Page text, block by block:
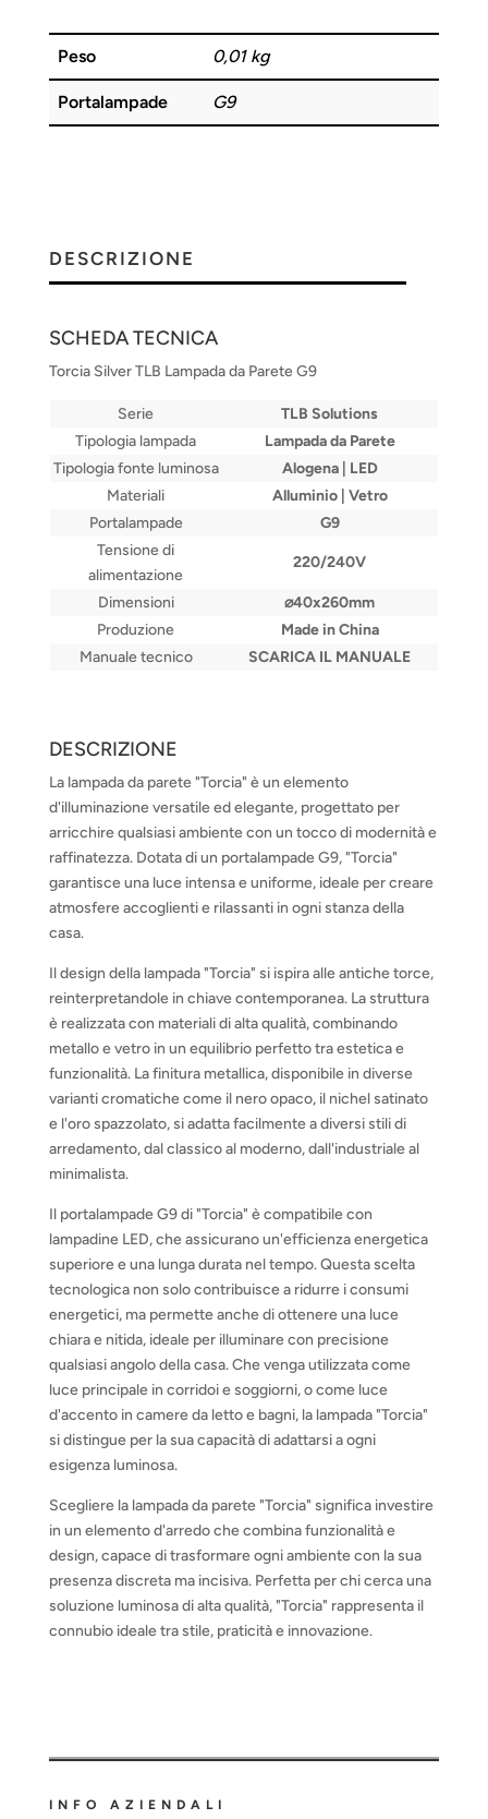
Peso
0,01 kg
Portalampade G9
DESCRIZIONE
SCHEDA TECNICA
Torcia Silver TLB Lampada da Parete G9
Serie
TLB Solutions
Tipologia lampada
Lampada da Parete
Tipologia fonte luminosa
Alogena | LED
Materiali
Alluminio | Vetro
Portalampade
G9
Tensione di
alimentazione
220/240V
Dimensioni
⌀40x260mm
Produzione
Made in China
Manuale tecnico
SCARICA IL MANUALE
DESCRIZIONE
La lampada da parete "Torcia" è un elemento
d'illuminazione versatile ed elegante, progettato per
arricchire qualsiasi ambiente con un tocco di modernità e
raffinatezza. Dotata di un portalampade G9, "Torcia"
garantisce una luce intensa e uniforme, ideale per creare
atmosfere accoglienti e rilassanti in ogni stanza della
casa.
Il design della lampada "Torcia" si ispira alle antiche torce,
reinterpretandole in chiave contemporanea. La struttura
è realizzata con materiali di alta qualità, combinando
metallo e vetro in un equilibrio perfetto tra estetica e
funzionalità. La finitura metallica, disponibile in diverse
varianti cromatiche come il nero opaco, il nichel satinato
e l'oro spazzolato, si adatta facilmente a diversi stili di
arredamento, dal classico al moderno, dall'industriale al
minimalista.
Il portalampade G9 di "Torcia" è compatibile con
lampadine LED, che assicurano un'efficienza energetica
superiore e una lunga durata nel tempo. Questa scelta
tecnologica non solo contribuisce a ridurre i consumi
energetici, ma permette anche di ottenere una luce
chiara e nitida, ideale per illuminare con precisione
qualsiasi angolo della casa. Che venga utilizzata come
luce principale in corridoi e soggiorni, o come luce
d'accento in camere da letto e bagni, la lampada "Torcia"
si distingue per la sua capacità di adattarsi a ogni
esigenza luminosa.
Scegliere la lampada da parete "Torcia" significa investire
in un elemento d'arredo che combina funzionalità e
design, capace di trasformare ogni ambiente con la sua
presenza discreta ma incisiva. Perfetta per chi cerca una
soluzione luminosa di alta qualità, "Torcia" rappresenta il
connubio ideale tra stile, praticità e innovazione.
INFO AZIENDALI